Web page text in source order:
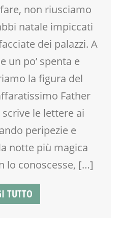
non riusciamo
natale impiccati
dei palazzi. A
un po’ spenta e
la figura del
Father
le lettere ai
peripezie e
notte più magica
lo conoscesse, […]
TUTTO